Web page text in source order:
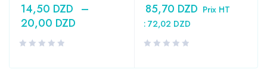
14,50 DZD –
20,00 DZD
85,70 DZD Prix HT
: 72,02 DZD